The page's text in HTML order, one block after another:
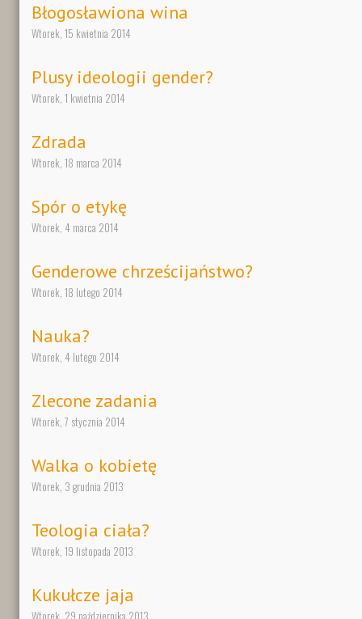
Błogosławiona wina
Wtorek, 15 kwietnia 2014
Plusy ideologii gender?
Wtorek, 1 kwietnia 2014
Zdrada
Wtorek, 18 marca 2014
Spór o etykę
Wtorek, 4 marca 2014
Genderowe chrześcijaństwo?
Wtorek, 18 lutego 2014
Nauka?
Wtorek, 4 lutego 2014
Zlecone zadania
Wtorek, 7 stycznia 2014
Walka o kobietę
Wtorek, 3 grudnia 2013
Teologia ciała?
Wtorek, 19 listopada 2013
Kukułcze jaja